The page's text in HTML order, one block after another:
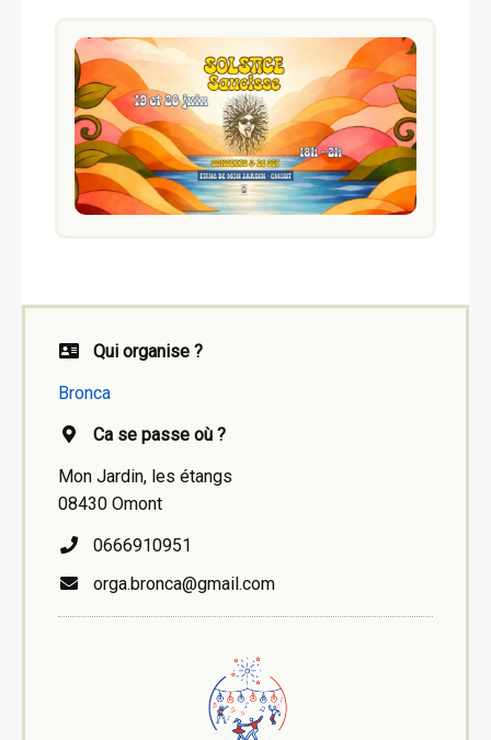
Qui organise ?
Bronca
Ca se passe où ?
Mon Jardin, les étangs
08430 Omont
0666910951
orga.bronca@gmail.com